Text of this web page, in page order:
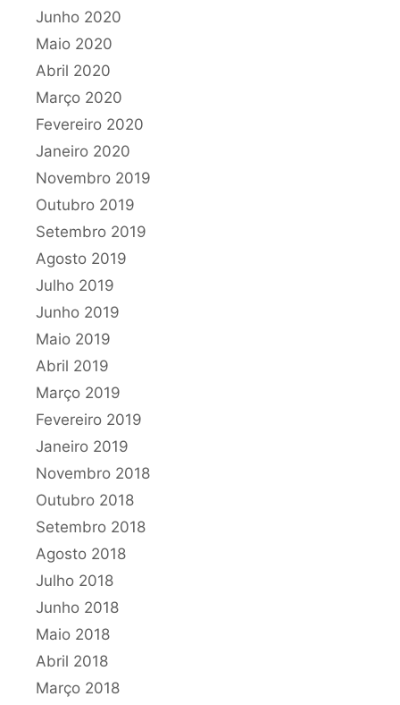
Junho 2020
Maio 2020
Abril 2020
Março 2020
Fevereiro 2020
Janeiro 2020
Novembro 2019
Outubro 2019
Setembro 2019
Agosto 2019
Julho 2019
Junho 2019
Maio 2019
Abril 2019
Março 2019
Fevereiro 2019
Janeiro 2019
Novembro 2018
Outubro 2018
Setembro 2018
Agosto 2018
Julho 2018
Junho 2018
Maio 2018
Abril 2018
Março 2018